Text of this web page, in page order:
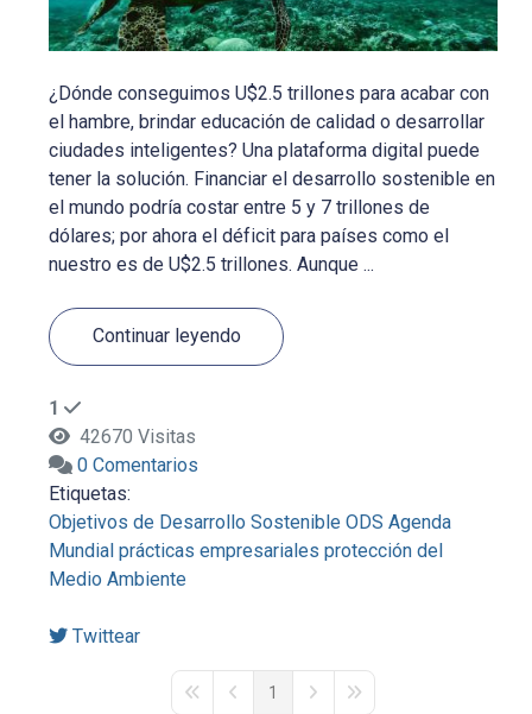
¿Dónde conseguimos U$2.5 trillones para acabar con
el hambre, brindar educación de calidad o desarrollar
ciudades inteligentes? Una plataforma digital puede
tener la solución. Financiar el desarrollo sostenible en
el mundo podría costar entre 5 y 7 trillones de
dólares; por ahora el déficit para países como el
nuestro es de U$2.5 trillones. Aunque ...
Continuar leyendo
1
42670 Visitas
0 Comentarios
Etiquetas:
Objetivos de Desarrollo Sostenible ODS Agenda
Mundial prácticas empresariales protección del
Medio Ambiente
Twittear
First PagePrevious Page
1
Next PageLast Page